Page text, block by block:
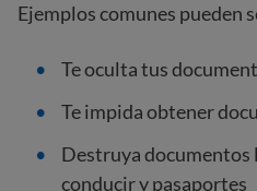
Ejemplos comunes pueden
Te oculta tus
Te impida obtener
Destruya documentos
conducir y pasaportes